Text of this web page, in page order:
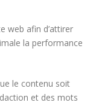
web afin d’attirer
la performance
le contenu soit
et des mots